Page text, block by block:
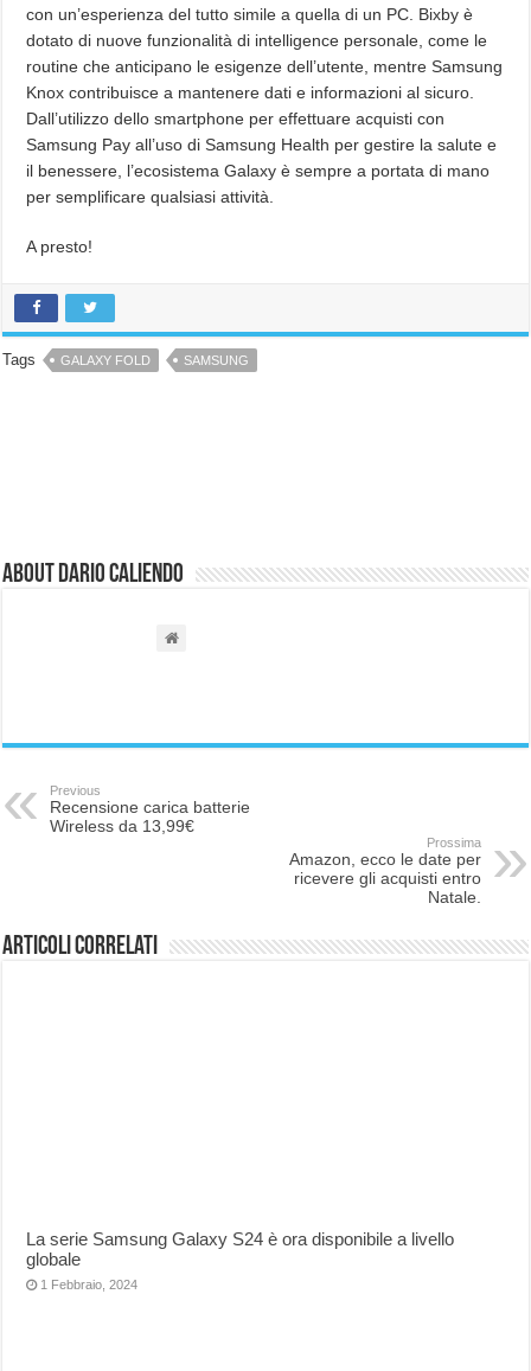
con un’esperienza del tutto simile a quella di un PC. Bixby è
dotato di nuove funzionalità di intelligence personale, come le
routine che anticipano le esigenze dell’utente, mentre Samsung
Knox contribuisce a mantenere dati e informazioni al sicuro.
Dall’utilizzo dello smartphone per effettuare acquisti con
Samsung Pay all’uso di Samsung Health per gestire la salute e
il benessere, l’ecosistema Galaxy è sempre a portata di mano
per semplificare qualsiasi attività.
A presto!
Tags GALAXY FOLD SAMSUNG
About Dario Caliendo
Previous
Recensione carica batterie
Wireless da 13,99€
Prossima
Amazon, ecco le date per
ricevere gli acquisti entro
Natale.
Articoli correlati
La serie Samsung Galaxy S24 è ora disponibile a livello
globale
1 Febbraio, 2024